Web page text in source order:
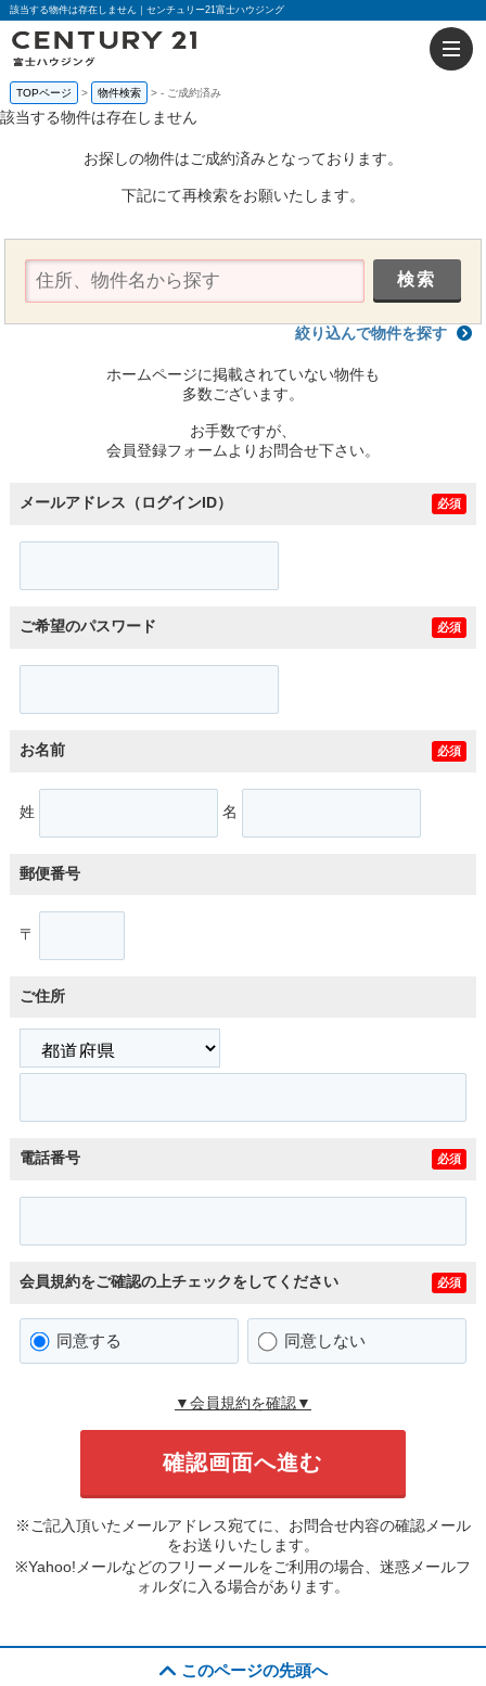
該当する物件は存在しません｜センチュリー21富士ハウジング
TOPページ 物件検索 - ご成約済み
該当する物件は存在しません
お探しの物件はご成約済みとなっております。
下記にて再検索をお願いたします。
絞り込んで物件を探す
ホームページに掲載されていない物件も
多数ございます。
お手数ですが、
会員登録フォームよりお問合せ下さい。
メールアドレス（ログインID） 必須
ご希望のパスワード 必須
お名前 必須
姓 名
郵便番号
〒
ご住所
電話番号 必須
会員規約をご確認の上チェックをしてください 必須
同意する 同意しない
▼会員規約を確認▼
※ご記入頂いたメールアドレス宛てに、お問合せ内容の確認メール
をお送りいたします。
※Yahoo!メールなどのフリーメールをご利用の場合、迷惑メールフ
ォルダに入る場合があります。
このページの先頭へ